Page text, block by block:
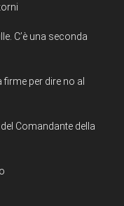
C’è una seconda
per dire no al
Comandante della